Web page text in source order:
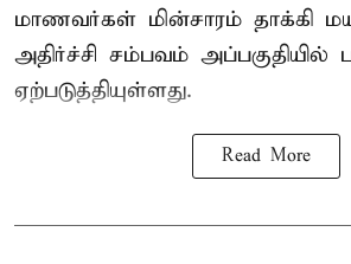
மாணவர்கள் மின்சாரம் தாக்கி
அதிர்ச்சி சம்பவம் அப்பகுதியில்
ஏற்படுத்தியுள்ளது.
Read More